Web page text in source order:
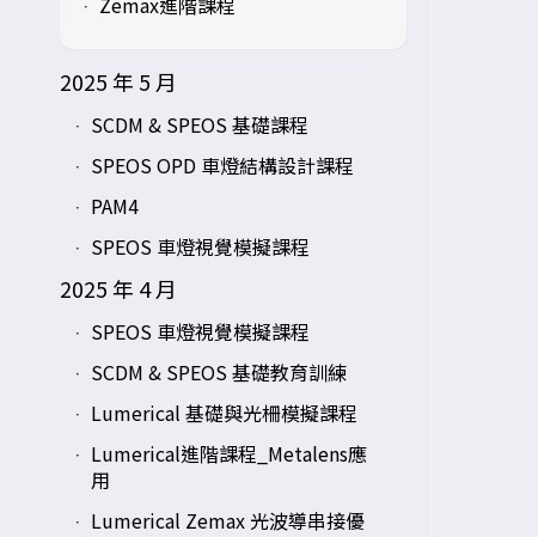
2025 年 5 月
SCDM & SPEOS 基礎課程
SPEOS OPD 車燈結構設計課程
PAM4
SPEOS 車燈視覺模擬課程
2025 年 4 月
SPEOS 車燈視覺模擬課程
SCDM & SPEOS 基礎教育訓練
Lumerical 基礎與光柵模擬課程
Lumerical進階課程_Metalens應
用
Lumerical Zemax 光波導串接優